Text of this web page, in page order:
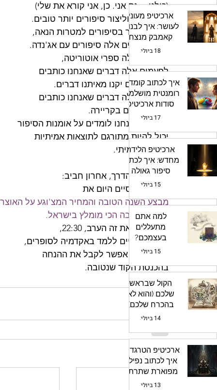
(כולנו = גם אני. כן, אני קורא את שלי)
כדי לכתוב וליצור סיפורים יותר טובים.
לרוב מדובר בסיפורים למטרות הנאה,
אבל לפעמים אלה סיפורים עם אג'נדה.
לפעמים אלה ספרי אוטוריטה,
לפעמים אלה דברים שאנחנו כותבים
כדי שאנשים יקנו מאיתנו דברים.
לפעמים אלה דברים שאנחנו כותבים
כדי להתקדם בקריירה.
וכל מה שאנחנו לומדים על אומנות הסיפור
יכול להיות מתורגם לתוצאות אמיתיות
בעולם האמיתי.
וכמעט על הדרך, אחרון חביב:
החלטתי לסיים היום את
מבצע השנה הטובה והמחיר המצ'וגע על
קורס הכתיבה הכי מומלץ בישראל.
אני אעשה את זה הערב, 22:30,
אחרי שאסיים ללמד באקדמיה לסופרים,
אבל עד אז אפשר לקבל את ההנחה
בהכנסת הקוד שנטובה.
פוסטים אחרונים
ארכיטיפ מעוני
לעושר: איך לבנות
קאמבק מנצח
18 ביולי
איך לכתוב קומדיה
רומנטית מושלמת:
סודות ארכיטיפ
הקומדיה
17 ביולי
ארכיטיפ הלידה
מחדש: איך לכתוב
סיפור גאולה
מרגש
15 ביולי
למה אתם
מתעללים
בעצמכם?
הטרגדיה של
ראשונה לספר
מלוטש
15 ביולי
הקול שבראש
שלכם (והוא לא
בהכרח שלכם)
14 ביולי
ארכיטיפ הטרגדיה:
איך לכתוב נפילה
מפוארת שתרתק
את הקוראים
13 ביולי